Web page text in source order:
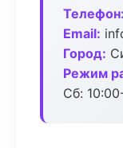
Телефон:
Email:
Город:
Режим
Сб: